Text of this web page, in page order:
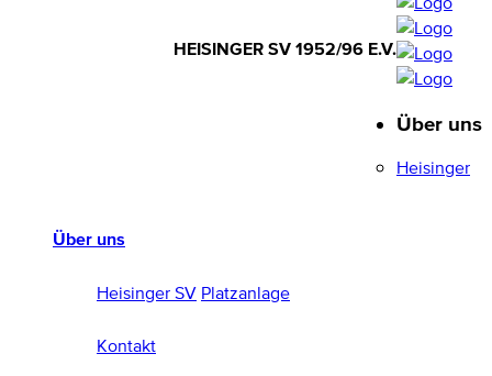
HEISINGER SV 1952/96 E.V.
1952/96 E.V.
Über uns
Heisinger SV Platzanlage
Kontakt
Über uns
Heisinger